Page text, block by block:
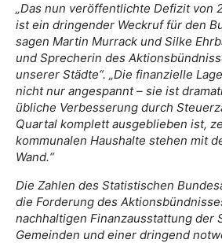
„Das nun veröffentlichte Defizit von
ist ein dringender Weckruf für den
sagen Martin Murrack und Silke
und Sprecherin des
unserer Städte“. „Die finanzielle
nicht nur angespannt – sie ist
übliche Verbesserung durch
Quartal komplett ausgeblieben ist,
kommunalen Haushalte stehen mit
Wand.“
Die Zahlen des Statistischen
die Forderung des
nachhaltigen Finanzausstattung der
Gemeinden und einer dringend